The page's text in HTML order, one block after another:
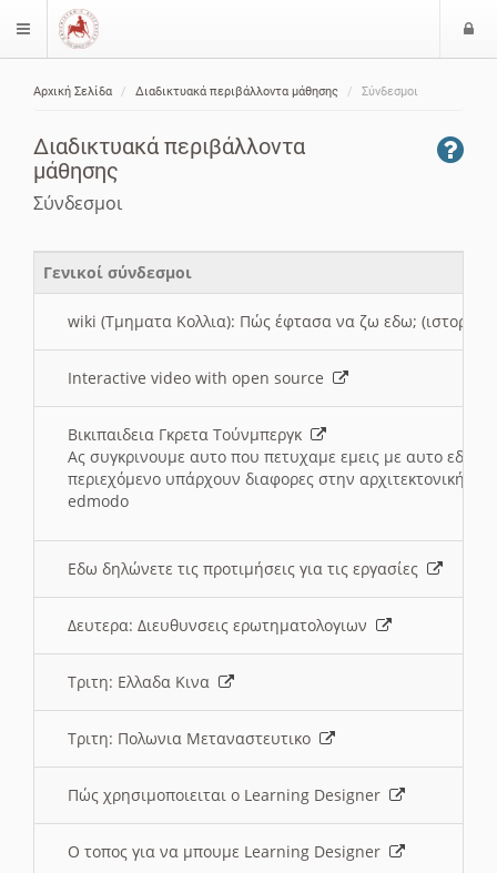
$langMenu
Αρχική Σελίδα Διαδικτυακά περιβάλλοντα μάθησης Σύνδεσμοι
Διαδικτυακά περιβάλλοντα
μάθησης
Σύνδεσμοι
Γενικοί σύνδεσμοι
wiki (Τμηματα Κολλια): Πώς έφτασα να ζω εδω; (ιστορια)
Interactive video with open source
Βικιπαιδεια Γκρετα Τούνμπεργκ
Ας συγκρινουμε αυτο που πετυχαμε εμεις με αυτο εδω
περιεχόμενο υπάρχουν διαφορες στην αρχιτεκτονική
edmodo
Εδω δηλώνετε τις προτιμήσεις για τις εργασίες
Δευτερα: Διευθυνσεις ερωτηματολογιων
Τριτη: Ελλαδα Κινα
Τριτη: Πολωνια Μεταναστευτικο
Πώς χρησιμοποιειται ο Learning Designer
O τοπος για να μπουμε Learning Designer